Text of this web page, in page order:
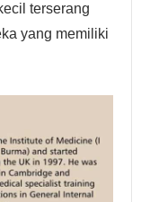
terserang
yang memiliki